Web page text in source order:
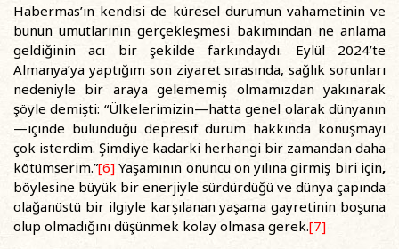
Habermas’ın kendisi de küresel durumun vahametinin ve
bunun umutlarının gerçekleşmesi bakımından ne anlama
geldiğinin acı bir şekilde farkındaydı. Eylül 2024’te
Almanya’ya yaptığım son ziyaret sırasında, sağlık sorunları
nedeniyle bir araya gelememiş olmamızdan yakınarak
şöyle demişti: “Ülkelerimizin—hatta genel olarak dünyanın
—içinde bulunduğu depresif durum hakkında konuşmayı
çok isterdim. Şimdiye kadarki herhangi bir zamandan daha
kötümserim.”[6] Yaşamının onuncu on yılına girmiş biri için,
böylesine büyük bir enerjiyle sürdürdüğü ve dünya çapında
olağanüstü bir ilgiyle karşılanan yaşama gayretinin boşuna
olup olmadığını düşünmek kolay olmasa gerek.[7]